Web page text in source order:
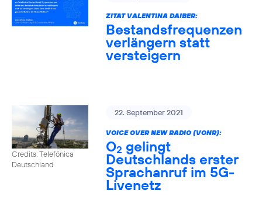
ZITAT VALENTINA DAIBER:
Bestandsfrequenzen
verlängern statt
versteigern
Credits: Telefónica
Deutschland
22. September 2021
VOICE OVER NEW RADIO (VONR):
O2 gelingt
Deutschlands erster
Sprachanruf im 5G-
Livenetz